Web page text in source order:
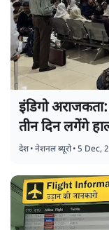
इंडिगो
तीन दिन लगेंगे
देश•नेशनल ब्यूरो•5 Dec,